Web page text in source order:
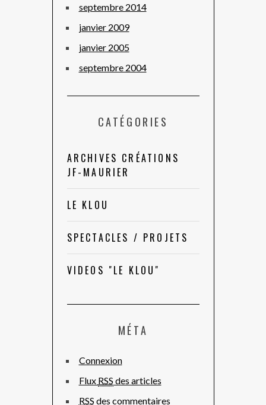
septembre 2014
janvier 2009
janvier 2005
septembre 2004
CATÉGORIES
ARCHIVES CRÉATIONS
JF-MAURIER
LE KLOU
SPECTACLES / PROJETS
VIDEOS "LE KLOU"
MÉTA
Connexion
Flux RSS des articles
RSS des commentaires